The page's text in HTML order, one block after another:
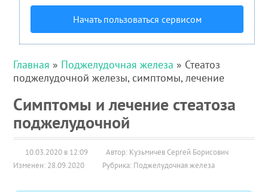
Начать пользоваться сервисом
Главная » Поджелудочная железа » Стеатоз
поджелудочной железы, симптомы, лечение
Симптомы и лечение стеатоза
поджелудочной
10.03.2020 в 12:09
Автор: Кузьмичев Сергей Борисович
Изменен: 28.09.2020
Рубрика: Поджелудочная железа